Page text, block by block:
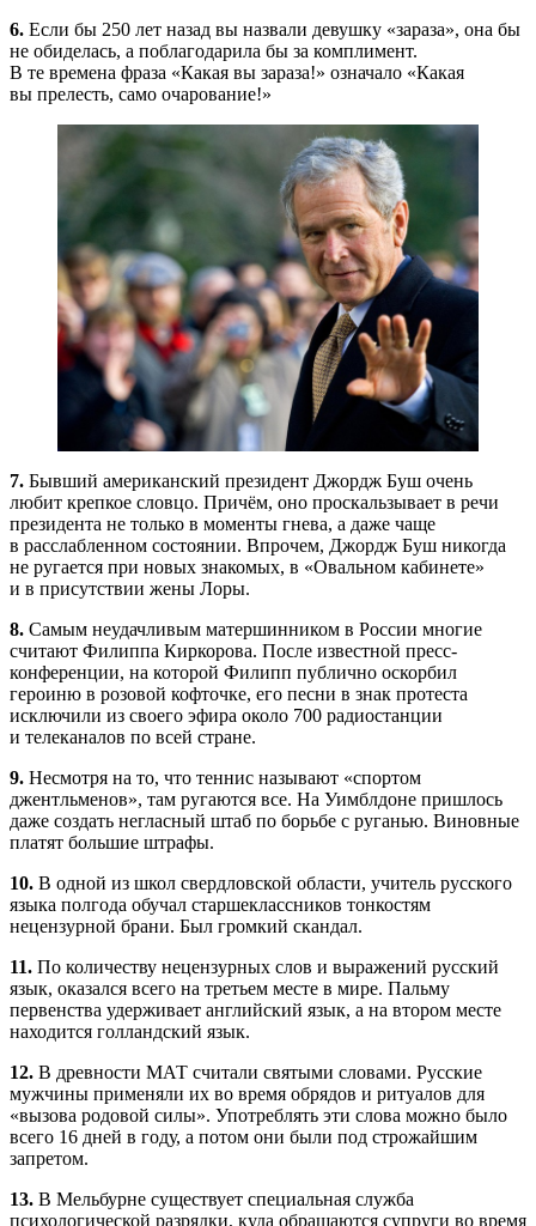
6. Если бы 250 лет назад вы назвали девушку «зараза», она бы
не обиделась, а поблагодарила бы за комплимент.
В те времена фраза «Какая вы зараза!» означало «Какая
вы прелесть, само очарование!»
7. Бывший американский президент Джордж Буш очень
любит крепкое словцо. Причём, оно проскальзывает в речи
президента не только в моменты гнева, а даже чаще
в расслабленном состоянии. Впрочем, Джордж Буш никогда
не ругается при новых знакомых, в «Овальном кабинете»
и в присутствии жены Лоры.
8. Самым неудачливым матершинником в России многие
считают Филиппа Киркорова. После известной пресс-
конференции, на которой Филипп публично оскорбил
героиню в розовой кофточке, его песни в знак протеста
исключили из своего эфира около 700 радиостанции
и телеканалов по всей стране.
9. Несмотря на то, что теннис называют «спортом
джентльменов», там ругаются все. На Уимблдоне пришлось
даже создать негласный штаб по борьбе с руганью. Виновные
платят большие штрафы.
10. В одной из школ свердловской области, учитель русского
языка полгода обучал старшеклассников тонкостям
нецензурной брани. Был громкий скандал.
11. По количеству нецензурных слов и выражений русский
язык, оказался всего на третьем месте в мире. Пальму
первенства удерживает английский язык, а на втором месте
находится голландский язык.
12. В древности МАТ считали святыми словами. Русские
мужчины применяли их во время обрядов и ритуалов для
«вызова родовой силы». Употреблять эти слова можно было
всего 16 дней в году, а потом они были под строжайшим
запретом.
13. В Мельбурне существует специальная служба
психологической разрядки, куда обращаются супруги во время